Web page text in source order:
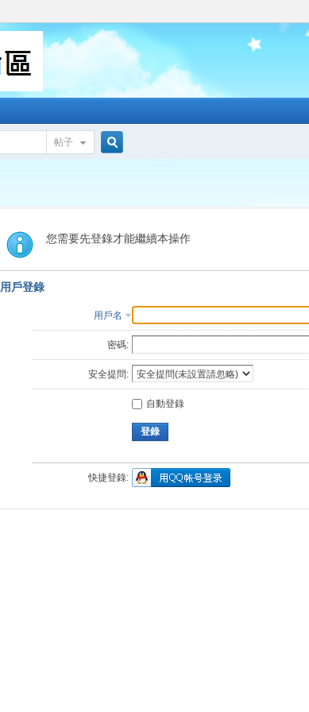
帖子
索
您需要先登錄才能繼續本操作
用戶登錄
用戶名
密碼:
安全提問:
自動登錄
登錄
快捷登錄: